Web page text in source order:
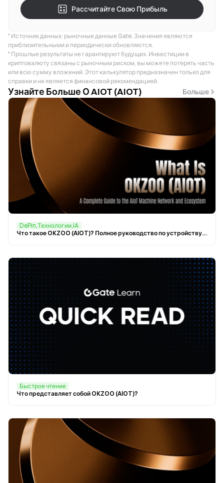
Рассчитайте Свою Прибыль
* Источник данных: рыночные данные Gate. Значения являются
приблизительными и периодически обновляются.
* Прошлые результаты не гарантируют будущих. Инвестиции в
криптовалюту связаны с рыночным риском, вы можете потерять часть
или всю сумму вложений. Этот калькулятор предназначен только для
справки и не является финансовой рекомендацией.
Узнайте Больше О AIOT (AIOT) Больше
DePin,Технологии,IA
Что такое OKZOO (AIOT)? Полное руководство по устройству и экосистеме сети машин AIoT.
Быстрое чтение
Что представляет собой OKZOO (AIOT)?